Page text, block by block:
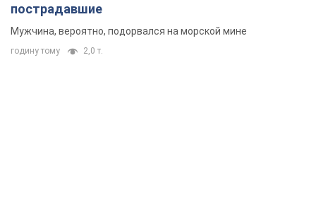
пострадавшие
Мужчина, вероятно, подорвался на морской мине
годину тому 2,0 т.